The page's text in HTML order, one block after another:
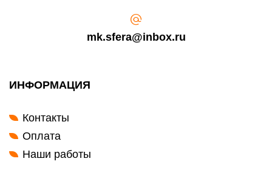
mk.sfera@inbox.ru
ИНФОРМАЦИЯ
Контакты
Оплата
Наши работы